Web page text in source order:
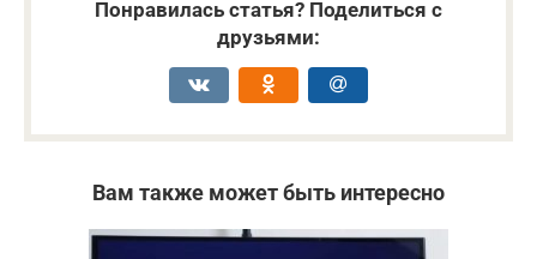
Понравилась статья? Поделиться с
друзьями:
Вам также может быть интересно